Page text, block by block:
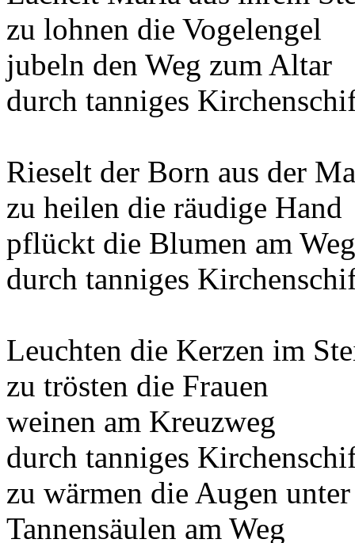
zu lohnen die Vogelengel
jubeln den Weg zum Altar
durch tanniges
Rieselt der Born aus der
zu heilen die räudige Hand
pflückt die Blumen am Weg
durch tanniges
Leuchten die Kerzen im
zu trösten die Frauen
weinen am Kreuzweg
durch tanniges
zu wärmen die Augen
Tannensäulen am Weg